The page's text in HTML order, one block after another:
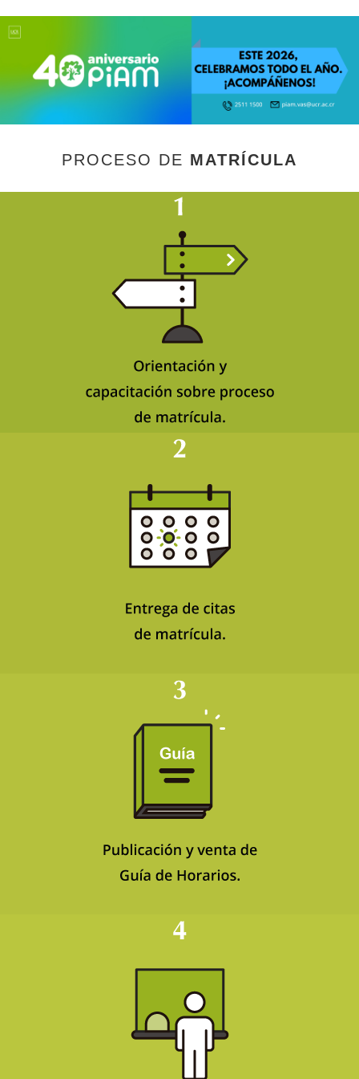
PROCESO DE MATRÍCULA
Orientación y capacitción sobre el proceso de
matrícula
Entrega de citas de matrícula.
Publicación de Guía de cursos y horarios.
Matrícula Ordinaria